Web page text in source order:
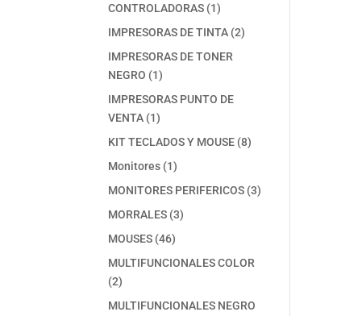
CONTROLADORAS 11
producto
IMPRESORAS DE TINTA 22
IMPRESORAS DE TONER
NEGRO
11
producto
IMPRESORAS PUNTO DE
VENTA 11
producto
KIT TECLADOS Y MOUSE 88
Monitores 11
producto
MONITORES PERIFERICOS 33
MORRALES 33
MOUSES 4646
productos
MULTIFUNCIONALES COLOR
22
productos
MULTIFUNCIONALES NEGRO